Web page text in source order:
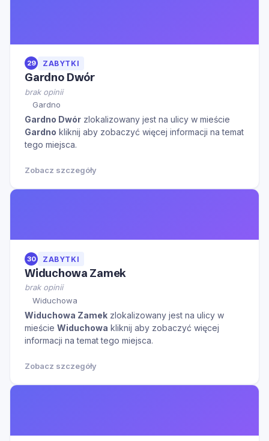
29 ZABYTKI
Gardno Dwór
brak opinii
Gardno
Gardno Dwór zlokalizowany jest na ulicy w mieście
Gardno kliknij aby zobaczyć więcej informacji na temat
tego miejsca.
Zobacz szczegóły
30 ZABYTKI
Widuchowa Zamek
brak opinii
Widuchowa
Widuchowa Zamek zlokalizowany jest na ulicy w
mieście Widuchowa kliknij aby zobaczyć więcej
informacji na temat tego miejsca.
Zobacz szczegóły